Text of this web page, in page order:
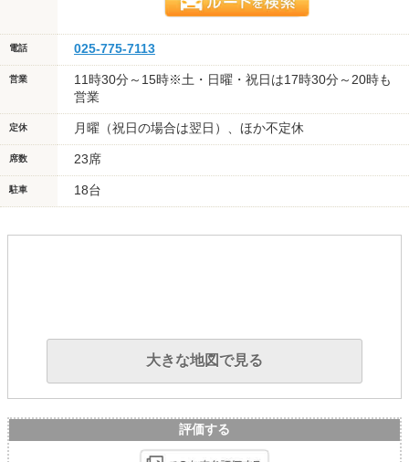
電話 025-775-7113
営業
11時30分～15時※土・日曜・祝日は17時30分～20時も
営業
定休 月曜（祝日の場合は翌日）、ほか不定休
席数 23席
駐車 18台
大きな地図で見る
評価する